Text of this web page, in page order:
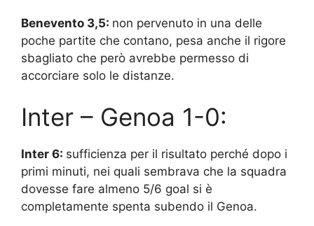
Benevento 3,5: non pervenuto in una delle
poche partite che contano, pesa anche il rigore
sbagliato che però avrebbe permesso di
accorciare solo le distanze.
Inter – Genoa 1-0:
Inter 6: sufficienza per il risultato perché dopo i
primi minuti, nei quali sembrava che la squadra
dovesse fare almeno 5/6 goal si è
completamente spenta subendo il Genoa.